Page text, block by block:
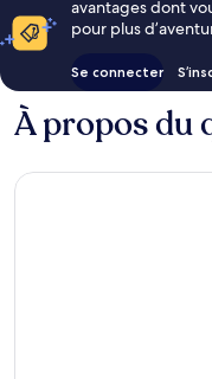
avantages dont
pour plus
Se connecter
À propos du